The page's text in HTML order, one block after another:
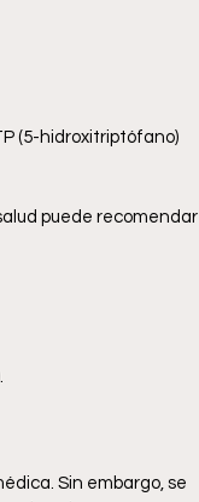
(5-hidroxitriptófano)
puede recomendar
Sin embargo, se